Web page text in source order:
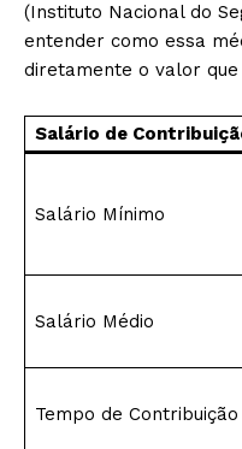
(Instituto Nacional do
entender como essa
diretamente o valor
Salário de
Salário Mínimo
Salário Médio
Tempo de Contribuição